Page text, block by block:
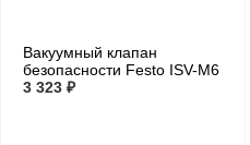
Вакуумный клапан
безопасности Festo ISV-M6
3 323 ₽